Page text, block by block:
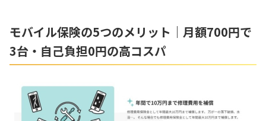
モバイル保険の5つのメリット｜月額700円で
3台・自己負担0円の高コスパ